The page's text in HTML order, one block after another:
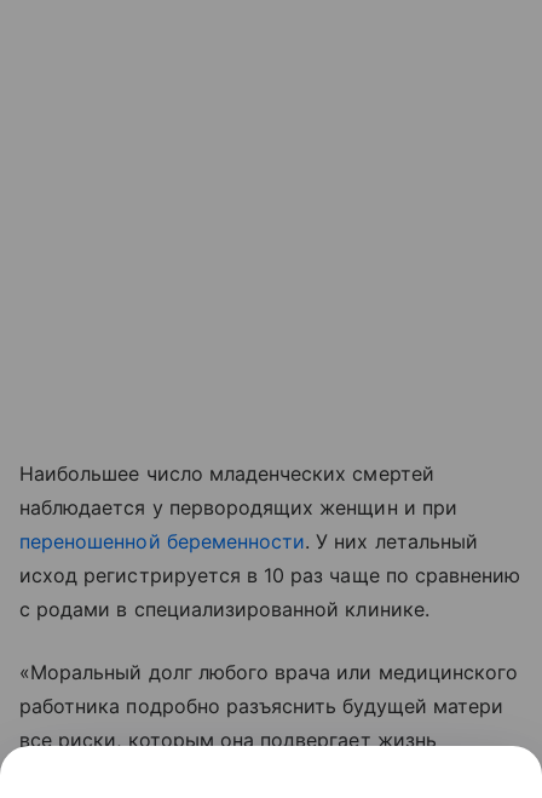
Наибольшее число младенческих смертей
наблюдается у первородящих женщин и при
переношенной беременности. У них летальный
исход регистрируется в 10 раз чаще по сравнению
с родами в специализированной клинике.
«Моральный долг любого врача или медицинского
работника подробно разъяснить будущей матери
все риски, которым она подвергает жизнь